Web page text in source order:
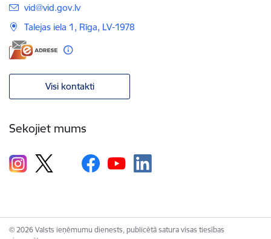
E-pasts:
vid@vid.gov.lv
Talejas iela 1, Rīga, LV-1978
Visi kontakti
Sekojiet mums
© 2026 Valsts ieņēmumu dienests, publicētā satura visas tiesības